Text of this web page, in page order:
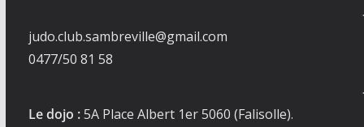
judo.club.sambreville@gmail.com
0477/50 81 58
Le dojo :5A Place Albert 1er 5060 (Falisolle).